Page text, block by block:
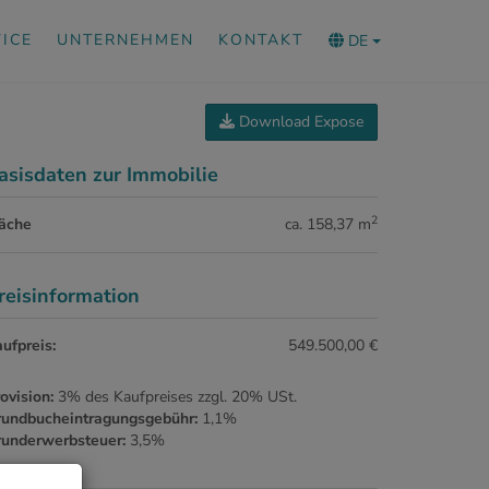
UNTERNEHMEN KONTAKT DE
Download Expose
zur Immobilie
ca. 158,37 m2
549.500,00 €
3% des Kaufpreises zzgl. 20% USt.
1,1%
3,5%